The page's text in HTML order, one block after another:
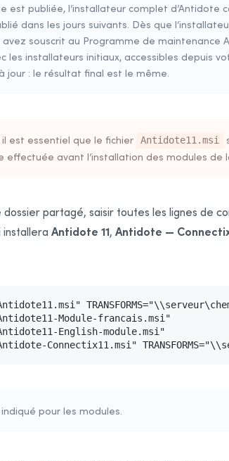
est publiée, l’installateur complet
dans les jours suivants. Dès que
avez souscrit au Programme de maintenance
les installateurs initiaux, accessibles depuis
jour : le résultat final est le même.
est essentiel que le fichier Antidote11.msi
effectuée avant l’installation des modules de
partagé, saisir toutes les lignes de
installera Antidote 11, Antidote — Connectix
Module-francais.msi"
English-module.msi"
Connectix11.msi"
indiqué pour les modules.